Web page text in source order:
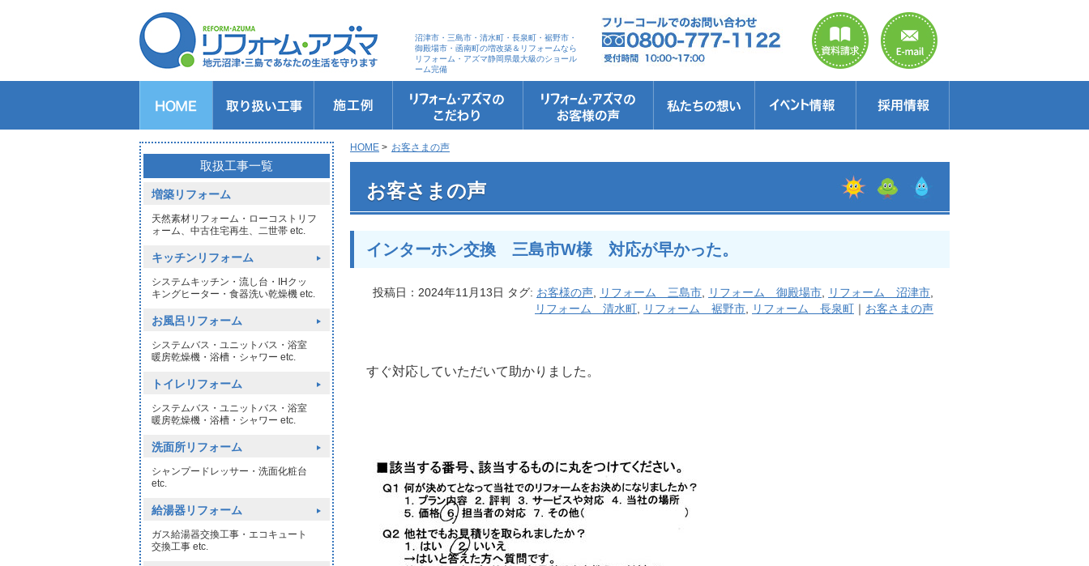
沼津市・三島市・清水町・長泉町・裾野市・
御殿場市・函南町の増改築＆リフォームなら
リフォーム・アズマ静岡県最大級のショール
ーム完備
キッチンのリフォーム
バスルームのリフォーム
トイレのリフォーム
洗面所のリフォーム
給湯器交換
窓リフォーム
玄関リフォーム
1DAYリフォーム
外壁・屋根塗装 リフォーム・アズマのこだわり
お客さまへの5つのお約束
リフォームの流れ
リフォームQ&A
安心保証
リフォームローン相談
HOME > お客さまの声
> インターホン交換 三島市W様 対応が早かった。
お客さまの声
インターホン交換 三島市W様 対応が早かった。
投稿日：2024年11月13日 タグ: お客様の声 リフォーム 三島市 リフォーム 御殿場市 リフォーム 沼津市
リフォーム 清水町
リフォーム 裾野市 リフォーム 長泉町 ｜ お客さまの声
すぐ対応していただいて助かりました。
取扱工事一覧
増築リフォーム
天然素材リフォーム・ローコストリフ
ォーム、中古住宅再生、二世帯 etc.
キッチンリフォーム
システムキッチン・流し台・IHクッ
キングヒーター・食器洗い乾燥機 etc.
お風呂リフォーム
システムバス・ユニットバス・浴室
暖房乾燥機・浴槽・シャワー etc.
トイレリフォーム
システムバス・ユニットバス・浴室
暖房乾燥機・浴槽・シャワー etc.
洗面所リフォーム
シャンプードレッサー・洗面化粧台
etc.
給湯器リフォーム
ガス給湯器交換工事・エコキュート
交換工事 etc.